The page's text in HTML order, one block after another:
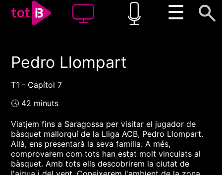
☰
00:00 00:00
Pedro Llompart
T1 - Capítol 7
🕓 42 minuts
Viatjem fins a Saragossa per visitar el jugador de
bàsquet mallorquí de la Lliga ACB, Pedro Llompart.
Allà, ens presentarà la seva familia. A més,
comprovarem com tots han estat molt vinculats al
bàsquet. Amb tots ells descobrirem la ciutat de